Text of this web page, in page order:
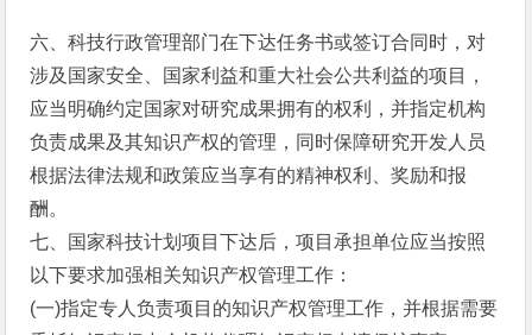
六、科技行政管理部门在下达任务书或签订合同时，对
涉及国家安全、国家利益和重大社会公共利益的项目，
应当明确约定国家对研究成果拥有的权利，并指定机构
负责成果及其知识产权的管理，同时保障研究开发人员
根据法律法规和政策应当享有的精神权利、奖励和报
酬。
七、国家科技计划项目下达后，项目承担单位应当按照
以下要求加强相关知识产权管理工作：
(一)指定专人负责项目的知识产权管理工作，并根据需要